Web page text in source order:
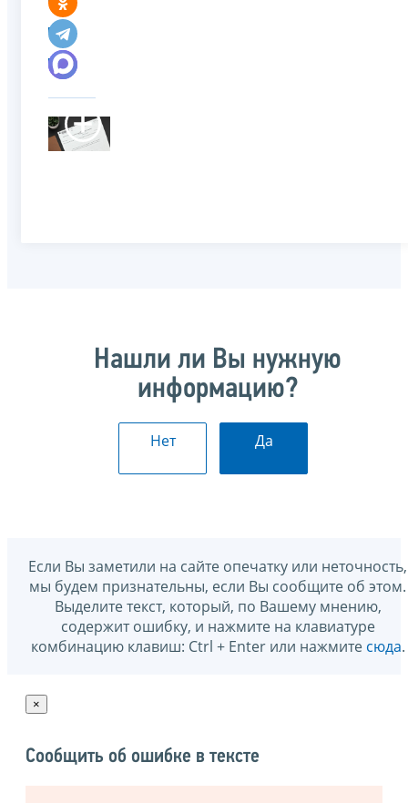
Нашли ли Вы нужную
информацию?
Нет Да
Если Вы заметили на сайте опечатку или неточность,
мы будем признательны, если Вы сообщите об этом.
Выделите текст, который, по Вашему мнению,
содержит ошибку, и нажмите на клавиатуре
комбинацию клавиш: Ctrl + Enter или нажмите сюда.
×
Сообщить об ошибке в тексте